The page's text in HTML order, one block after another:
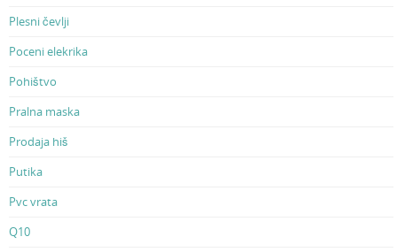
Plesni čevlji
Poceni elekrika
Pohištvo
Pralna maska
Prodaja hiš
Putika
Pvc vrata
Q10